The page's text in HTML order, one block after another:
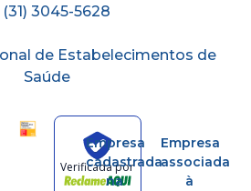
(31) 3045-5628
de Estabelecimentos de
Saúde
Verificada por
Empresa
cadastrada
na
Empresa
associada
à